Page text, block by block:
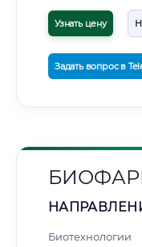
Узнать цену
Задать вопрос в
Биотехнологии